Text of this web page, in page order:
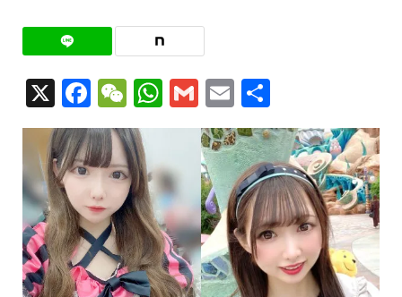
X Facebook
WeChat
WhatsApp
GmailEmail
有